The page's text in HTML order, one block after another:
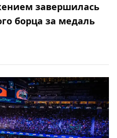
завершилась
борца за медаль